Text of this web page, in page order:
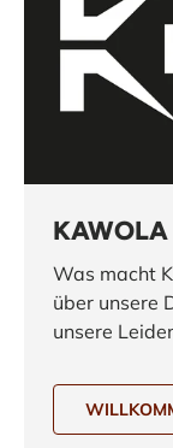
KAWOLA
Was macht
über unsere
unsere